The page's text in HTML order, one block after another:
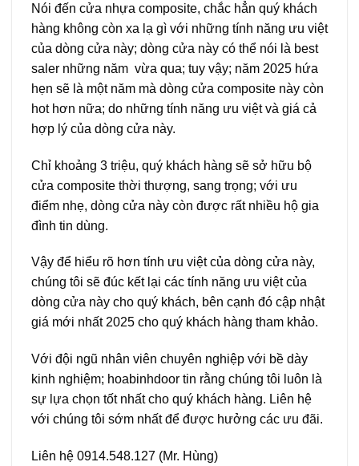
Nói đến cửa nhựa composite, chắc hẳn quý khách
hàng không còn xa lạ gì với những tính năng ưu việt
của dòng cửa này; dòng cửa này có thể nói là best
saler những năm vừa qua; tuy vậy; năm 2025 hứa
hẹn sẽ là một năm mà dòng cửa composite này còn
hot hơn nữa; do những tính năng ưu việt và giá cả
hợp lý của dòng cửa này.
Chỉ khoảng 3 triệu, quý khách hàng sẽ sở hữu bộ
cửa composite thời thượng, sang trọng; với ưu
điểm nhẹ, dòng cửa này còn được rất nhiều hộ gia
đình tin dùng.
Vậy để hiểu rõ hơn tính ưu việt của dòng cửa này,
chúng tôi sẽ đúc kết lại các tính năng ưu việt của
dòng cửa này cho quý khách, bên cạnh đó cập nhật
giá mới nhất 2025 cho quý khách hàng tham khảo.
Với đội ngũ nhân viên chuyên nghiệp với bề dày
kinh nghiệm; hoabinhdoor tin rằng chúng tôi luôn là
sự lựa chọn tốt nhất cho quý khách hàng. Liên hệ
với chúng tôi sớm nhất để được hưởng các ưu đãi.
Liên hệ 0914.548.127 (Mr. Hùng)